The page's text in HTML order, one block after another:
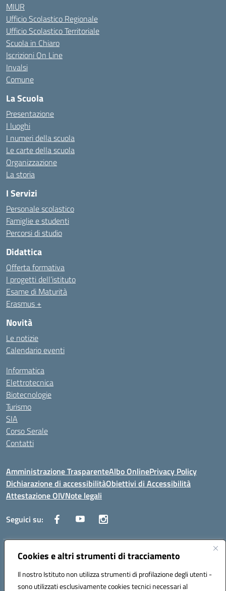
Cookies e altri strumenti di tracciamento
Il nostro Istituto non utilizza strumenti di profilazione degli utenti -
sono utilizzati esclusivamente cookies tecnici necessari al
MIUR
Ufficio Scolastico Regionale
Ufficio Scolastico Territoriale
Scuola in Chiaro
Iscrizioni On Line
Invalsi
Comune
La Scuola
Presentazione
I luoghi
I numeri della scuola
Le carte della scuola
Organizzazione
La storia
I Servizi
Personale scolastico
Famiglie e studenti
Percorsi di studio
Didattica
Offerta formativa
I progetti dell’istituto
Esame di Maturità
Erasmus +
Novità
Le notizie
Calendario eventi
Informatica
Elettrotecnica
Biotecnologie
Turismo
SIA
Corso Serale
Contatti
Amministrazione TrasparenteAlbo OnlinePrivacy Policy
Dichiarazione di accessibilitàObiettivi di Accessibilità
Attestazione OIVNote legali
Seguici su:
Indirizzo:Via Cesare Beccaria 70043 MONOPOLI (BA)
Posta elettronica certificata (PEC):batf26000r@pec.istruzione.it